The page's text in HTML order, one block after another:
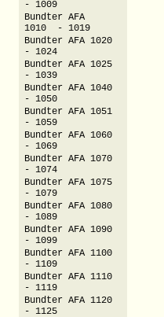
- 1009
Bundter AFA
1010 - 1019
Bundter AFA 1020
- 1024
Bundter AFA 1025
- 1039
Bundter AFA 1040
- 1050
Bundter AFA 1051
- 1059
Bundter AFA 1060
- 1069
Bundter AFA 1070
- 1074
Bundter AFA 1075
- 1079
Bundter AFA 1080
- 1089
Bundter AFA 1090
- 1099
Bundter AFA 1100
- 1109
Bundter AFA 1110
- 1119
Bundter AFA 1120
- 1125